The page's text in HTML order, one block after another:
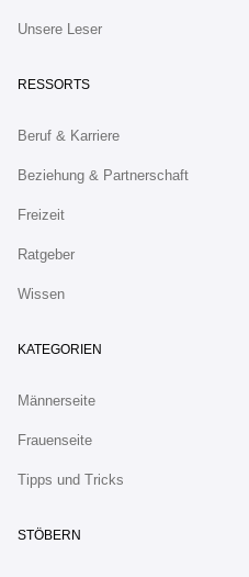
Unsere Leser
RESSORTS
Beruf & Karriere
Beziehung & Partnerschaft
Freizeit
Ratgeber
Wissen
KATEGORIEN
Männerseite
Frauenseite
Tipps und Tricks
STÖBERN